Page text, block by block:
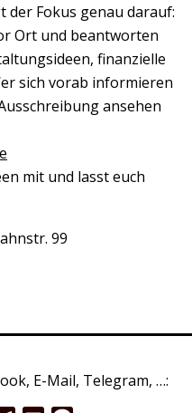
der Fokus genau darauf:
Ort und beantworten
finanzielle
sich vorab informieren
ansehen
mit und lasst euch
99
E-Mail, Telegram, …: